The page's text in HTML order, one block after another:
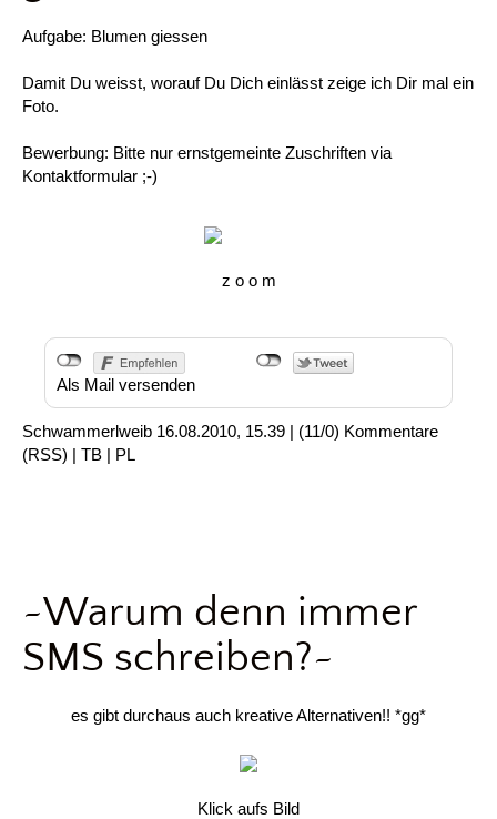
Aufgabe: Blumen giessen
Damit Du weisst, worauf Du Dich einlässt zeige ich Dir mal ein
Foto.
Bewerbung: Bitte nur ernstgemeinte Zuschriften via
Kontaktformular ;-)
z o o m
Als Mail versenden
Schwammerlweib 16.08.2010, 15.39 | (11/0) Kommentare
(RSS) | TB | PL
~Warum denn immer
SMS schreiben?~
es gibt durchaus auch kreative Alternativen!! *gg*
Klick aufs Bild